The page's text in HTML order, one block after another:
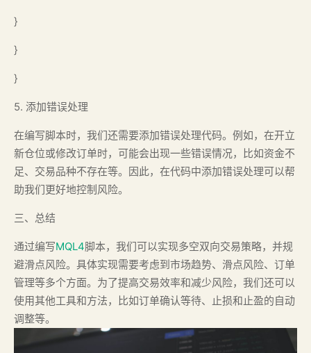
}
}
}
5. 添加错误处理
在编写脚本时，我们还需要添加错误处理代码。例如，在开立
新仓位或修改订单时，可能会出现一些错误情况，比如资金不
足、交易品种不存在等。因此，在代码中添加错误处理可以帮
助我们更好地控制风险。
三、总结
通过编写MQL4脚本，我们可以实现多空双向交易策略，并规
避滑点风险。具体实现需要考虑到市场趋势、滑点风险、订单
管理等多个方面。为了提高交易效率和减少风险，我们还可以
使用其他工具和方法，比如订单确认等待、止损和止盈的自动
调整等。